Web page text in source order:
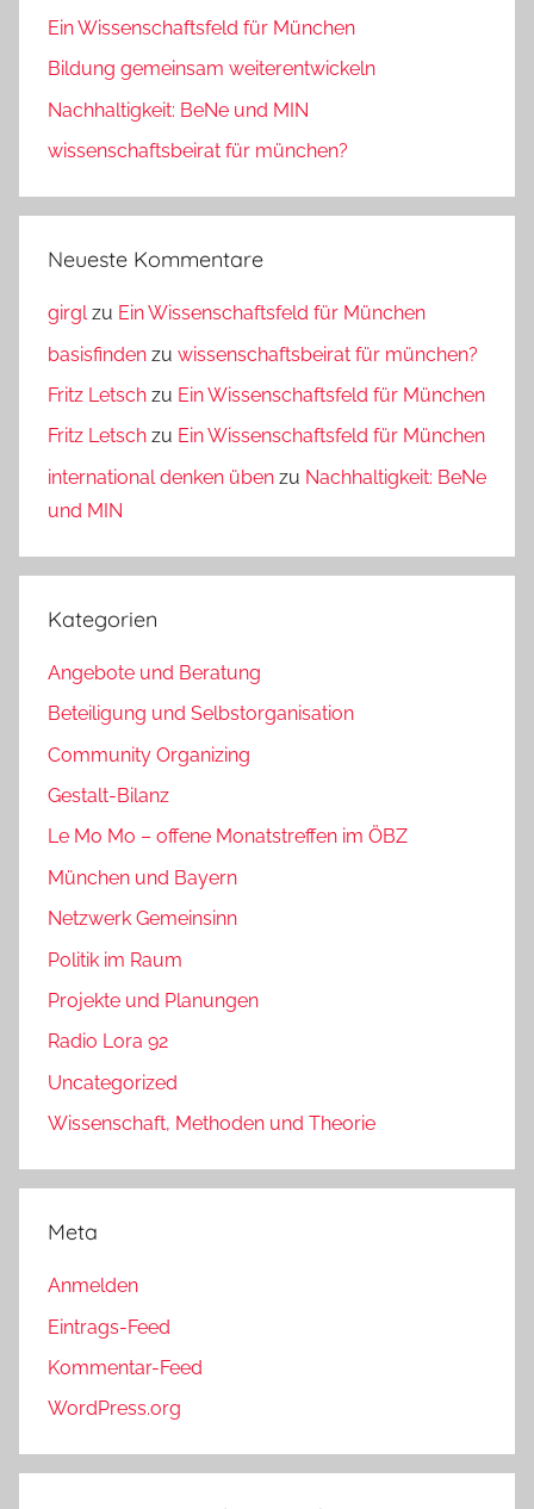
Ein Wissenschaftsfeld für München
Bildung gemeinsam weiterentwickeln
Nachhaltigkeit: BeNe und MIN
wissenschaftsbeirat für münchen?
Neueste Kommentare
girglzu Ein Wissenschaftsfeld für München
basisfinden zu wissenschaftsbeirat für münchen?
Fritz Letsch zu Ein Wissenschaftsfeld für München
Fritz Letsch zu Ein Wissenschaftsfeld für München
international denken üben zu Nachhaltigkeit: BeNe
und MIN
Kategorien
Angebote und Beratung
Beteiligung und Selbstorganisation
Community Organizing
Gestalt-Bilanz
Le Mo Mo – offene Monatstreffen im ÖBZ
München und Bayern
Netzwerk Gemeinsinn
Politik im Raum
Projekte und Planungen
Radio Lora 92
Uncategorized
Wissenschaft, Methoden und Theorie
Meta
Anmelden
Eintrags-Feed
Kommentar-Feed
WordPress.org